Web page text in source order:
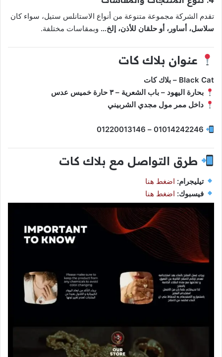
تقدم الشركة مجموعة متنوعة من أنواع الاستانلس ستيل، سواء كان
سلاسل، أساور، أو حلقان للأذن، إلخ… وبمقاسات مختلفة.
عنوان بلاك كات
Black Cat – بلاك كات
بحارة اليهود – باب الشعرية – ٣ حارة خميس عدس
داخل ممر مول مجدي الشربيني
01014242246 – 01220013146
طرق التواصل مع بلاك كات
تيليجرام: اضغط هنا
فيسبوك: اضغط هنا